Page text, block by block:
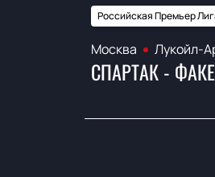
Российская Премьер
Москва Лукойл-
СПАРТАК -